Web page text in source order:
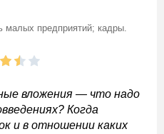
малых предприятий; кадры.
вложения — что надо
Когда
и в отношении каких